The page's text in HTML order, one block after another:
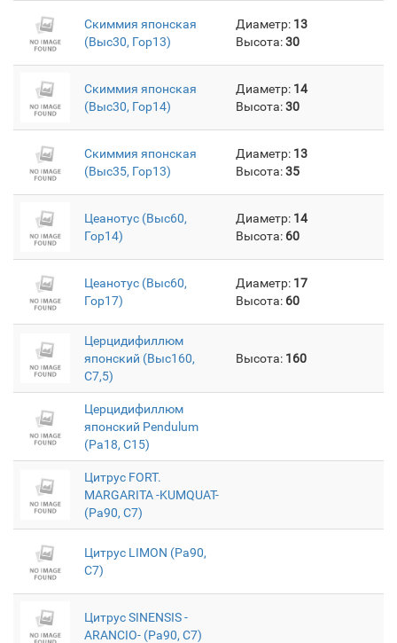
Скиммия японская
(Выс30, Гор13)
Диаметр: 13
Высота:30
Скиммия японская
(Выс30, Гор14)
Диаметр: 14
Высота:30
Скиммия японская
(Выс35, Гор13)
Диаметр: 13
Высота:35
Цеанотус (Выс60,
Гор14)
Диаметр: 14
Высота: 60
Цеанотус (Выс60,
Гор17)
Диаметр: 17
Высота: 60
Церцидифиллюм
японский (Выс160,
C7,5)
Высота: 160
Церцидифиллюм
японский Pendulum
(Pa18, С15)
Цитрус FORT.
MARGARITA -KUMQUAT-
(Pa90, C7)
Цитрус LIMON (Pa90,
C7)
Цитрус SINENSIS -
ARANCIO- (Pa90, C7)